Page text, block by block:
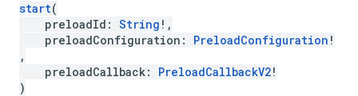
start(
preloadId: String !,
preloadConfiguration: PreloadConfiguration !
,
preloadCallback: PreloadCallbackV2!
)